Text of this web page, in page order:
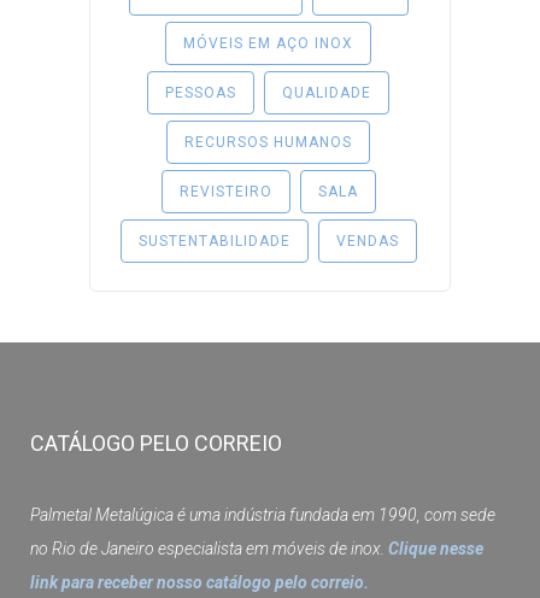
MÓVEIS EM AÇO INOX
PESSOAS QUALIDADE
RECURSOS HUMANOS
REVISTEIRO SALA
SUSTENTABILIDADE VENDAS
CATÁLOGO PELO CORREIO
Palmetal Metalúgica é uma indústria fundada em 1990, com sede
no Rio de Janeiro especialista em móveis de inox. Clique nesse
link para receber nosso catálogo pelo correio.